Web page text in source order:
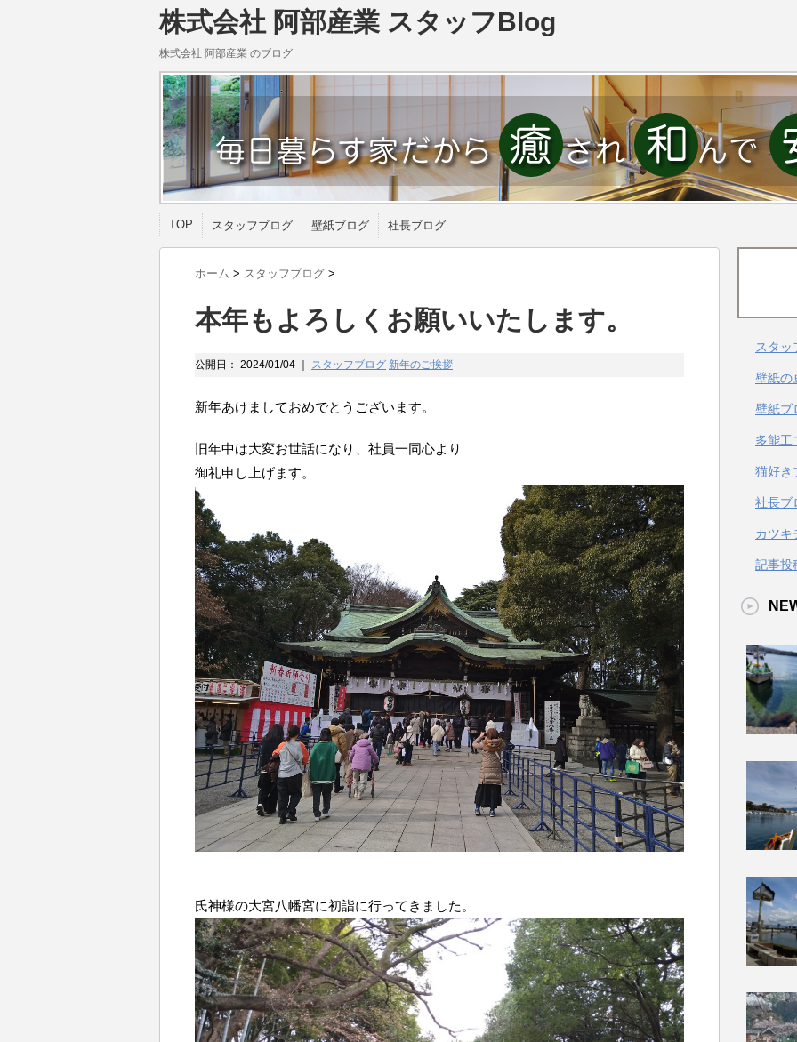
株式会社 阿部産業 スタッフBlog
株式会社 阿部産業 のブログ
TOP スタッフブログ 壁紙ブログ 社長ブログ
ホーム > スタッフブログ >
本年もよろしくお願いいたします。
公開日： 2024/01/04 スタッフブログ 新年のご挨拶
新年あけましておめでとうございます。
旧年中は大変お世話になり、社員一同心より
御礼申し上げます。
氏神様の大宮八幡宮に初詣に行ってきました。
スタッ
壁紙の
壁紙ブ
多能工
猫好き
社長ブ
カツキ
記事投